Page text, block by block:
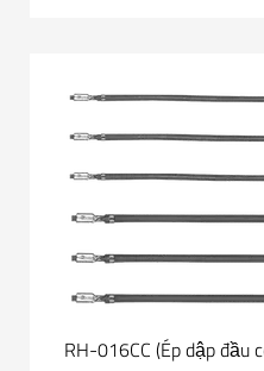
RH-016CC (Ép dập đầu